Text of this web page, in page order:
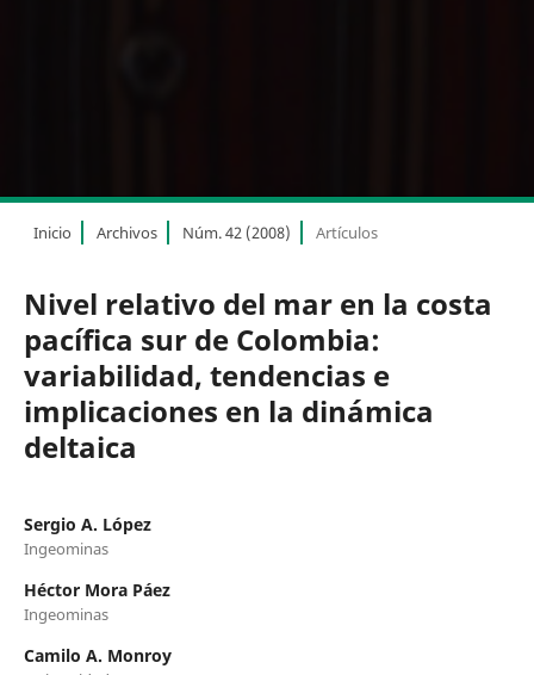
Inicio Archivos Núm. 42 (2008) Artículos
Nivel relativo del mar en la costa
pacífica sur de Colombia:
variabilidad, tendencias e
implicaciones en la dinámica
deltaica
Sergio A. López
Ingeominas
Héctor Mora Páez
Ingeominas
Camilo A. Monroy